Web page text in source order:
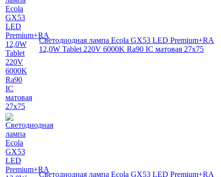
Светодиодная лампа Ecola GX53 LED Premium+RA
12,0W Tablet 220V 6000K Ra90 IC матовая 27x75
Светодиодная лампа Ecola GX53 LED Premium+RA